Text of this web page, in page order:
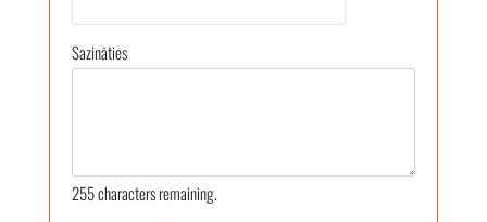
Sazināties
255characters remaining.